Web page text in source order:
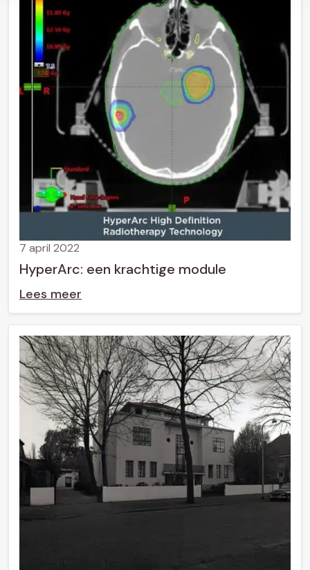
HyperArc: een krachtige module
7 april 2022
Lees meer